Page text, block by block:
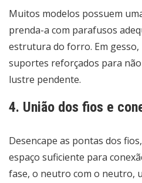
Muitos modelos possuem
prenda-a com parafusos
estrutura do forro. Em gesso,
suportes reforçados para
lustre pendente.
4. União dos fios e
Desencape as pontas dos
espaço suficiente para
fase, o neutro com o neutro,